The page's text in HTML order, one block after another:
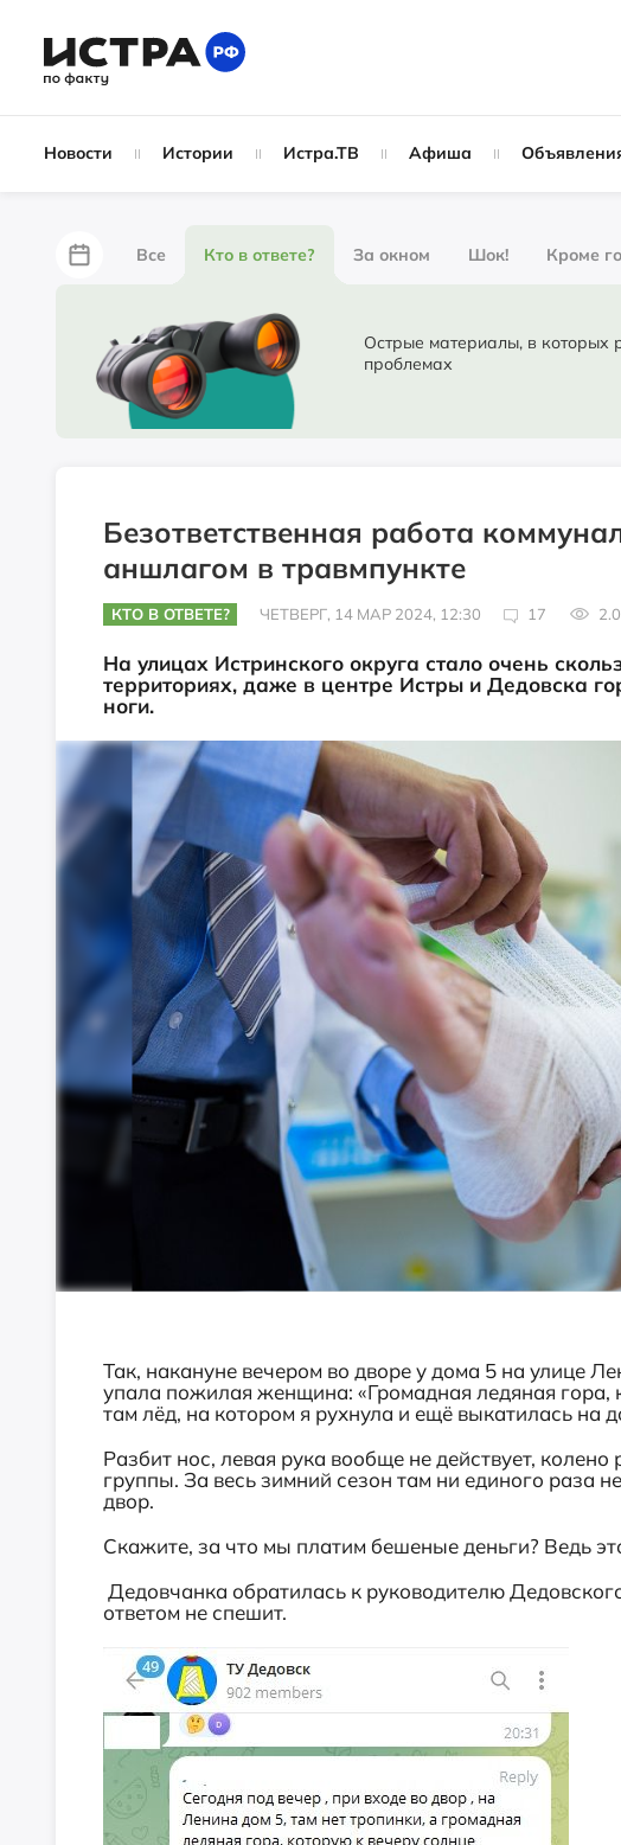
Новости Истории Истра.ТВ Афиша
Все Кто в ответе? За окном Шок! Кроме
Не по лжи!
Партнёрский материал Народные новости
Острые материалы, в которых
проблемах
Безответственная работа
аншлагом в травмпункте
КТО В ОТВЕТЕ? ЧЕТВЕРГ, 14 МАР 2024, 12:30 17
На улицах Истринского округа стало очень
территориях, даже в центре Истры и Дедовска
ноги.
Так, накануне вечером во дворе у дома 5 на улице
упала пожилая женщина: «Громадная ледяная гора,
там лёд, на котором я рухнула и ещё выкатилась на
Разбит нос, левая рука вообще не действует,
группы. За весь зимний сезон там ни единого раза
двор.
Скажите, за что мы платим бешеные деньги? Ведь
Дедовчанка обратилась к руководителю
ответом не спешит.